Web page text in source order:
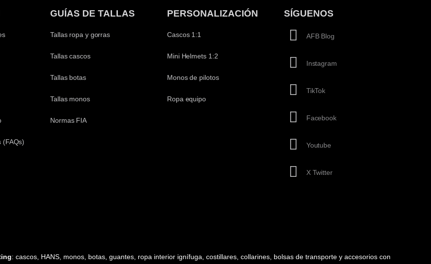
(FAQs)
GUÍAS DE TALLAS
Tallas ropa y gorras
Tallas cascos
Tallas botas
Tallas monos
Normas FIA
PERSONALIZACIÓN
Cascos 1:1
Mini Helmets 1:2
Monos de pilotos
Ropa equipo
SÍGUENOS
AFB Blog
Instagram
TikTok
Facebook
Youtube
X Twitter
: cascos, HANS, monos, botas, guantes, ropa interior ignífuga, costillares, collarines, bolsas de transporte y accesorios con